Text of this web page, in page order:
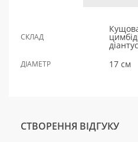
СКЛАД
ДІАМЕТР 17 см
СТВОРЕННЯ ВІДГУКУ